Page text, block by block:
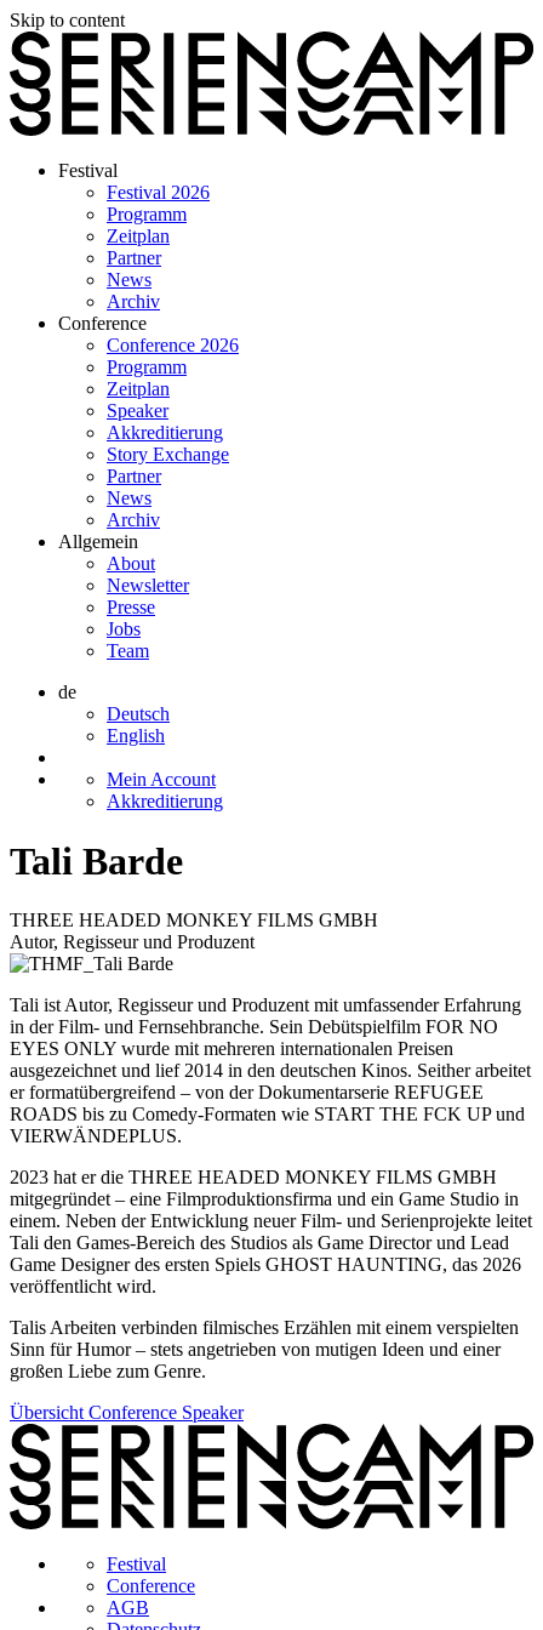
Skip to content
Festival
Festival 2026
Programm
Zeitplan
Partner
News
Archiv
Conference
Conference 2026
Programm
Zeitplan
Speaker
Akkreditierung
Story Exchange
Partner
News
Archiv
Allgemein
About
Newsletter
Presse
Jobs
Team
de
Deutsch
English
Mein Account
Akkreditierung
Tali Barde
THREE HEADED MONKEY FILMS GMBH
Autor, Regisseur und Produzent
Tali ist Autor, Regisseur und Produzent mit umfassender Erfahrung
in der Film- und Fernsehbranche. Sein Debütspielfilm FOR NO
EYES ONLY wurde mit mehreren internationalen Preisen
ausgezeichnet und lief 2014 in den deutschen Kinos. Seither arbeitet
er formatübergreifend – von der Dokumentarserie REFUGEE
ROADS bis zu Comedy-Formaten wie START THE FCK UP und
VIERWÄNDEPLUS.
2023 hat er die THREE HEADED MONKEY FILMS GMBH
mitgegründet – eine Filmproduktionsfirma und ein Game Studio in
einem. Neben der Entwicklung neuer Film- und Serienprojekte leitet
Tali den Games-Bereich des Studios als Game Director und Lead
Game Designer des ersten Spiels GHOST HAUNTING, das 2026
veröffentlicht wird.
Talis Arbeiten verbinden filmisches Erzählen mit einem verspielten
Sinn für Humor – stets angetrieben von mutigen Ideen und einer
großen Liebe zum Genre.
Übersicht Conference Speaker
Festival
Conference
AGB